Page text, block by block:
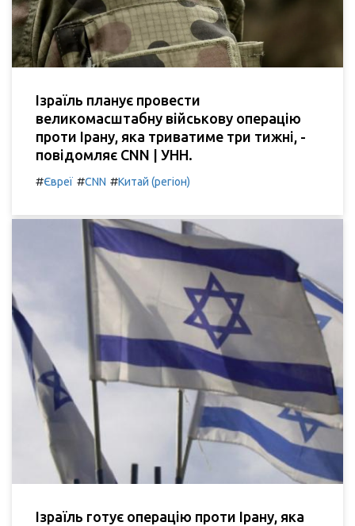
Ізраїль планує провести
великомасштабну військову операцію
проти Ірану, яка триватиме три тижні, -
повідомляє CNN | УНН.
#Євреї #CNN #Китай (регіон)
Ізраїль готує операцію проти Ірану, яка